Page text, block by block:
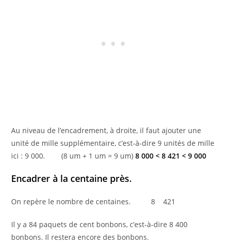
Au niveau de l’encadrement, à droite, il faut ajouter une
unité de mille supplémentaire, c’est-à-dire 9 unités de mille
ici : 9 000. (8 um + 1 um = 9 um)8 000 < 8 421 < 9 000
Encadrer à la centaine près.
On repère le nombre de centaines. 8 421
Il y a 84 paquets de cent bonbons, c’est-à-dire 8 400
bonbons. Il restera encore des bonbons.